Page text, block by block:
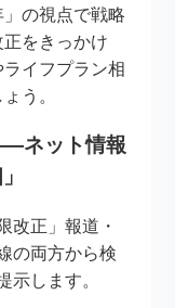
の視点で戦略
をきっかけ
イフプラン相
う。
ネット情報
改正」報道・
の両方から検
示します。